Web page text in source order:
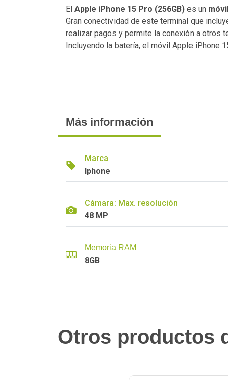
El Apple iPhone 15 Pro (256GB) es un
Gran conectividad de este terminal que
realizar pagos y permite la conexión a otros
Incluyendo la batería, el móvil Apple iPhone
Más información
Marca
Iphone
Cámara: Max. resolución
48 MP
Memoria RAM
8GB
Otros productos